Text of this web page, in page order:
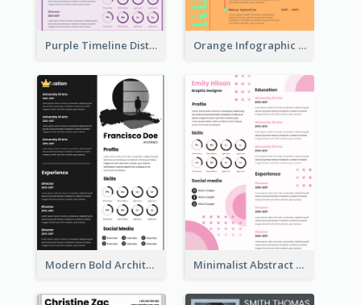
Purple Timeline Distinguished Resume Orange Infographic Consultant Resume
Modern Bold Architect Resume Minimalist Abstract Pink Resume